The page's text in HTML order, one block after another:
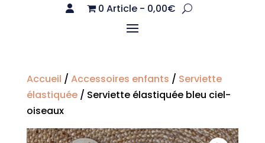
0 Article 0,00€
Accueil / Accessoires enfants / Serviette
élastiquée/ Serviette élastiquée bleu ciel-
oiseaux